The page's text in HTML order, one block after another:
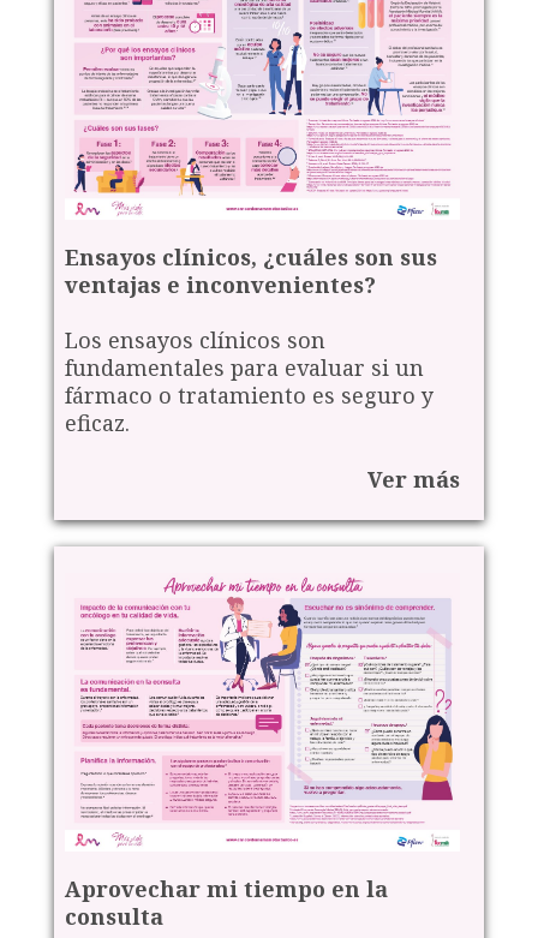
Ensayos clínicos, ¿cuáles son sus
ventajas e inconvenientes?
Los ensayos clínicos son
fundamentales para evaluar si un
fármaco o tratamiento es seguro y
eficaz.
Ver más
Aprovechar mi tiempo en la
consulta